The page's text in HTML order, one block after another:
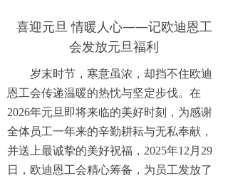
喜迎元旦 情暖人心——记欧迪恩工
会发放元旦福利
岁末时节，寒意虽浓，却挡不住欧迪
恩工会传递温暖的热忱与坚定步伐。在
2026年元旦即将来临的美好时刻，为感谢
全体员工一年来的辛勤耕耘与无私奉献，
并送上最诚挚的美好祝福，2025年12月29
日，欧迪恩工会精心筹备，为员工发放了